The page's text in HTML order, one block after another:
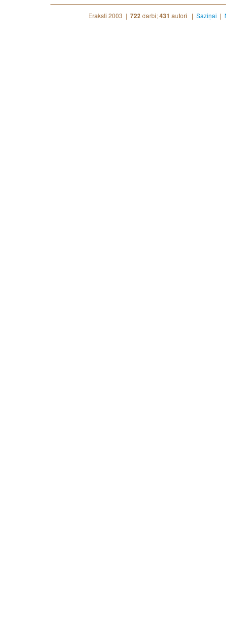
Eraksti 2003 | 722 darbi;431 autori | Saziņai |